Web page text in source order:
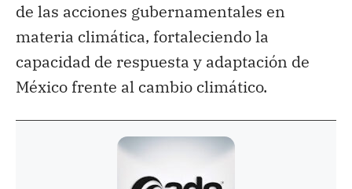
de las acciones gubernamentales en
materia climática, fortaleciendo la
capacidad de respuesta y adaptación de
México frente al cambio climático.